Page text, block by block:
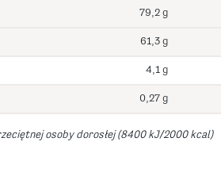
79,2 g
61,3 g
4,1 g
0,27 g
osoby dorosłej (8400 kJ/2000 kcal)